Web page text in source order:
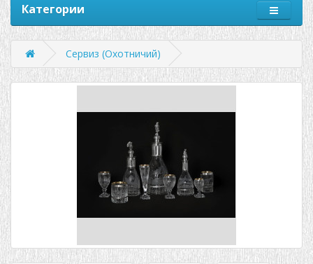
Категории
Сервиз (Охотничий)